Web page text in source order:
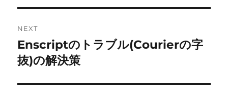
NEXT
Next
post:
Enscriptのトラブル(Courierの字
抜)の解決策